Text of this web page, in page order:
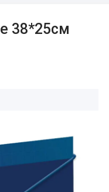
38*25см